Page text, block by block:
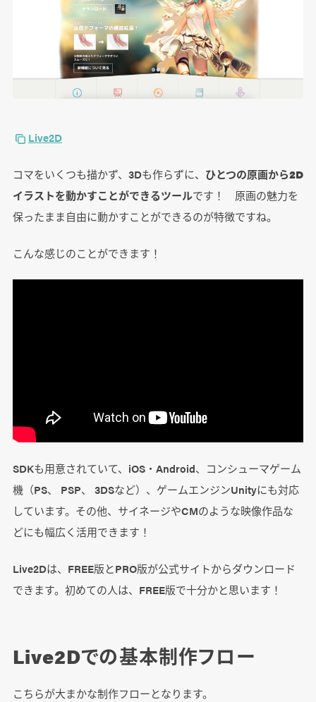
Live2D
コマをいくつも描かず、3Dも作らずに、 ひとつの原画から2D
イラストを動かすことができるツールです！ 原画の魅力を
保ったまま自由に動かすことができるのが特徴ですね。
こんな感じのことができます！
SDKも用意されていて、iOS・Android、コンシューマゲーム
機（PS、 PSP、 3DSなど）、ゲームエンジンUnityにも対応
しています。その他、サイネージやCMのような映像作品な
どにも幅広く活用できます！
Live2Dは、FREE版とPRO版が公式サイトからダウンロード
できます。初めての人は、FREE版で十分かと思います！
Live2Dでの基本制作フロー
こちらが大まかな制作フローとなります。